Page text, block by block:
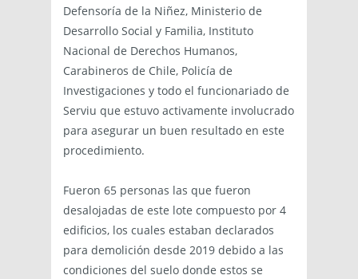
Defensoría de la Niñez, Ministerio de
Desarrollo Social y Familia, Instituto
Nacional de Derechos Humanos,
Carabineros de Chile, Policía de
Investigaciones y todo el funcionariado de
Serviu que estuvo activamente involucrado
para asegurar un buen resultado en este
procedimiento.
Fueron 65 personas las que fueron
desalojadas de este lote compuesto por 4
edificios, los cuales estaban declarados
para demolición desde 2019 debido a las
condiciones del suelo donde estos se